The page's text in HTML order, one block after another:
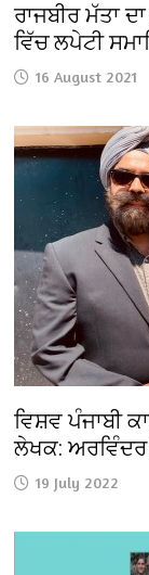
ਰਾਜਬੀਰ ਮੱਤਾ
ਵਿੱਚ ਲਪੇਟੀ
16 August 2021
ਵਿਸ਼ਵ ਪੰਜਾਬੀ
ਲੇਖਕ: ਅਰਵਿੰਦਰ
19 July 2022